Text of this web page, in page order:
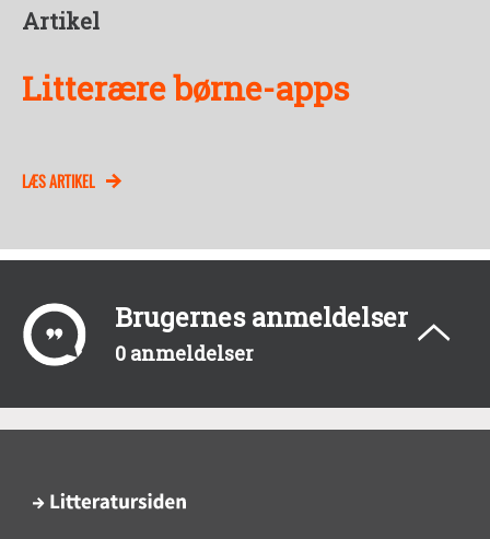
Artikel
Litterære børne-apps
LÆS ARTIKEL
Brugernes anmeldelser
0 anmeldelser